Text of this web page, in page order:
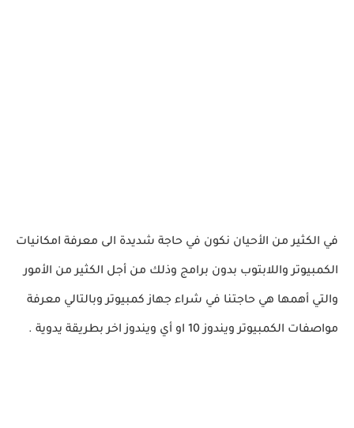
في الكثير من الأحيان نكون في حاجة شديدة الى معرفة امكانيات
الكمبيوتر واللابتوب بدون برامج وذلك من أجل الكثير من الأمور
والتي أهمها هي حاجتنا في شراء جهاز كمبيوتر وبالتالي معرفة
مواصفات الكمبيوتر ويندوز 10 او أي ويندوز اخر بطريقة يدوية .